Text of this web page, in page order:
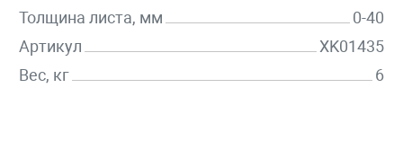
Толщина листа, мм
0-40
Артикул
XK01435
Вес, кг
6